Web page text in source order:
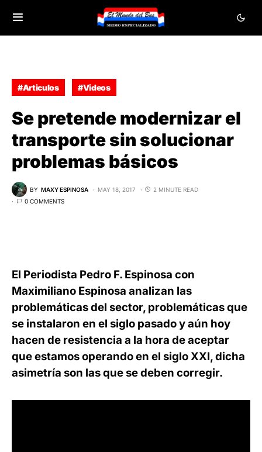
#Articulos #Videos
Se pretende modernizar el
transporte sin solucionar
problemas básicos
BY MAXY ESPINOSA MAY 18, 2017
2 MINUTE READ
0 COMMENTS
El Periodista Pedro F. Espinosa con
Maximiliano Espinosa analizan las
problemáticas del sector, problemáticas que
se instalaron en el siglo pasado y aún hoy
hacen de resistencia a la hora de aceptar
que estamos operando en el siglo XXI, dicha
asimetría son las que se deben corregir.